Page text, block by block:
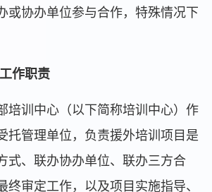
或协办单位参与合作，特殊情况下
作职责
培训中心（以下简称培训中心）作
托管理单位，负责援外培训项目是
式、联办协办单位、联办三方合
终审定工作，以及项目实施指导、